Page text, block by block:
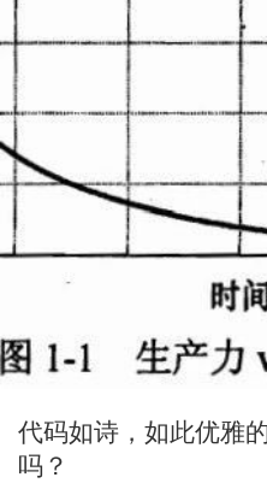
代码如诗，如此优雅
吗？